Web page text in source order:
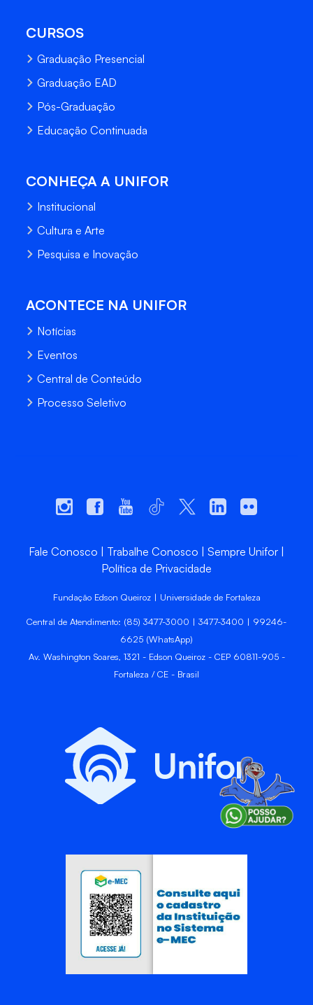
CURSOS
Graduação Presencial
Graduação EAD
Pós-Graduação
Educação Continuada
CONHEÇA A UNIFOR
Institucional
Cultura e Arte
Pesquisa e Inovação
ACONTECE NA UNIFOR
Notícias
Eventos
Central de Conteúdo
Processo Seletivo
Fale Conosco Trabalhe Conosco
Sempre Unifor
Política de Privacidade
Fundação Edson Queiroz | Universidade de Fortaleza
Central de Atendimento: (85) 3477-3000 | 3477-3400 | 99246-
6625 (WhatsApp)
Av. Washington Soares, 1321 - Edson Queiroz - CEP 60811-905 -
Fortaleza / CE - Brasil